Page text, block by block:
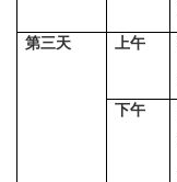
第三天 上午
下午